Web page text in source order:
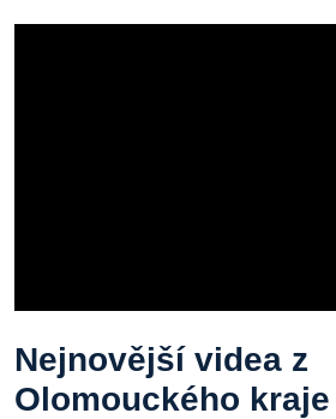
Nejnovější videa z
Olomouckého kraje